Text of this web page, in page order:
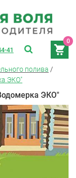
0
41
полива /
ЭКО"
ЭКО"